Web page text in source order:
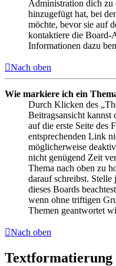
Administration dich zu
hinzugefügt hat, bei
möchte, bevor sie auf
kontaktiere die Board-
Informationen dazu
Nach oben
Wie markiere ich ein
Durch Klicken des
Beitragsansicht kannst
auf die erste Seite des
entsprechenden Link
möglicherweise
nicht genügend Zeit
Thema nach oben zu
darauf schreibst. Stelle
dieses Boards
wenn ohne triftigen
Themen geantwortet
Nach oben
Textformatierung